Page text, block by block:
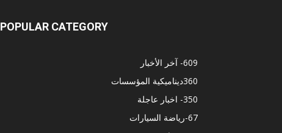
POPULAR CATEGORY
- آخر الأخبار609
ديناميكية المؤسسات360
- اخبار عاجلة350
-رياضة السيارات67